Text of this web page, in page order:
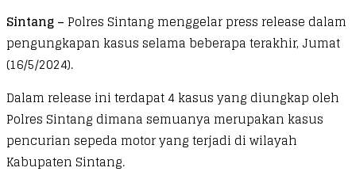
Sintang – Polres Sintang menggelar press release dalam
pengungkapan kasus selama beberapa terakhir, Jumat
(16/5/2024).
Dalam release ini terdapat 4 kasus yang diungkap oleh
Polres Sintang dimana semuanya merupakan kasus
pencurian sepeda motor yang terjadi di wilayah
Kabupaten Sintang.